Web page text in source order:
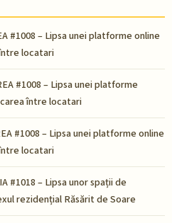
#1008 – Lipsa unei platforme online
locatari
#1008 – Lipsa unei platforme
între locatari
#1008 – Lipsa unei platforme online
locatari
#1018 – Lipsa unor spații de
rezidențial Răsărit de Soare